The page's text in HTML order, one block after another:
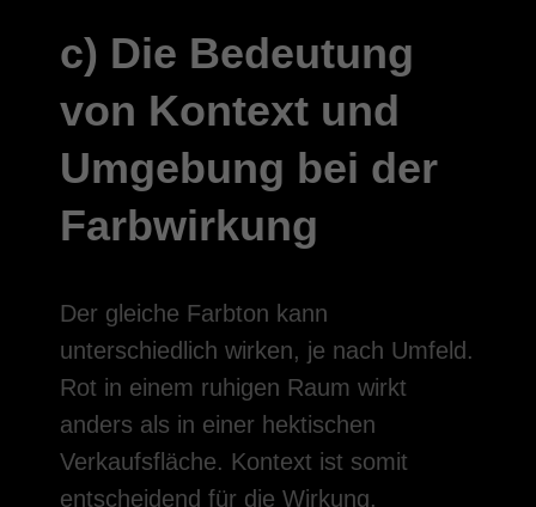
c) Die Bedeutung
von Kontext und
Umgebung bei der
Farbwirkung
Der gleiche Farbton kann
unterschiedlich wirken, je nach Umfeld.
Rot in einem ruhigen Raum wirkt
anders als in einer hektischen
Verkaufsfläche. Kontext ist somit
entscheidend für die Wirkung.